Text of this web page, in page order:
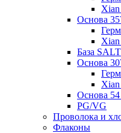
Основа
База SALT
Основа
Основа
PG/VG
Проволока и
Флаконы